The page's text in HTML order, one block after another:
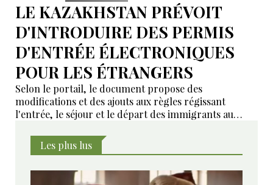
LE KAZAKHSTAN PRÉVOIT
D'INTRODUIRE DES PERMIS
D'ENTRÉE ÉLECTRONIQUES
POUR LES ÉTRANGERS
Selon le portail, le document propose des
modifications et des ajouts aux règles régissant
l'entrée, le séjour et le départ des immigrants au
Les plus lus